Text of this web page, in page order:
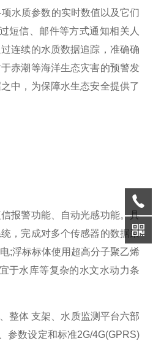
水质参数的实时数值以及它们
短信、邮件等方式通知相关人
连续的水质数据追踪，准确确
赤潮等海洋生态灾害的预警发
中，为保障水生态安全提供了
报警功能、自动光感功能。具
，完成对多个传感器的数据采
;浮标标体使用超高分子聚乙烯
于水库等复杂的水文水动力条
整体 支架、水质监测平台六部
参数设定和标准2G/4G(GPRS)